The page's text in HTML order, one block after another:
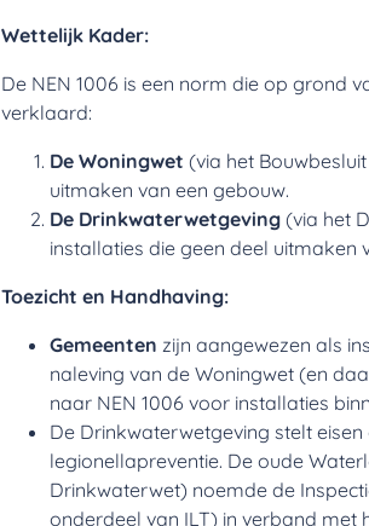
Wettelijk Kader:
De NEN 1006 is een norm die op grond
verklaard:
De Woningwet (via het
uitmaken van een gebouw.
De Drinkwaterwetgeving (via het
installaties die geen deel uitmaken
Toezicht en Handhaving:
Gemeenten zijn aangewezen als
naleving van de Woningwet (en
naar NEN 1006 voor installaties
De Drinkwaterwetgeving stelt
legionellapreventie. De oude
Drinkwaterwet) noemde de
onderdeel van ILT) in verband met